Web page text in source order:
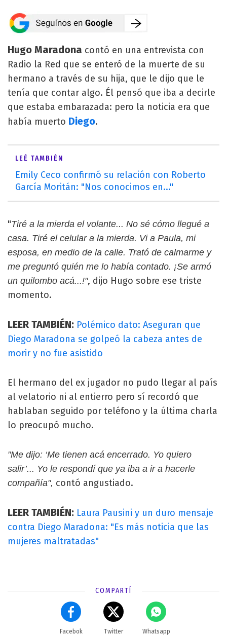
Hugo Maradona contó en una entrevista con
Radio la Red que se enteró de la muerte de su
hermano a través de su hija, que le dijo que le
tenía que contar algo. Él pensó que iba a decirle
que estaba embarazada: pero la noticia era que
había muerto Diego.
LEÉ TAMBIÉN
Emily Ceco confirmó su relación con Roberto
García Moritán: "Nos conocimos en..."
"Tiré a la mierda el volante... No sé cómo llegué a
casa. Tiré el celular a la mierda. Vi a Paula, mi
esposa, en medio de la calle. Trató de calmarme y
me preguntó quién me lo había contado. ¡Se armó
un quilombo acá...!", dijo Hugo sobre ese triste
momento.
LEER TAMBIÉN: Polémico dato: Aseguran que
Diego Maradona se golpeó la cabeza antes de
morir y no fue asistido
El hermano del ex jugador no pudo llegar al país
al velatorio ni al entierro pero sí recordó que
hablaban seguido por teléfono y la última charla
lo preocupó mucho.
"Me dijo: ‘Me tienen acá encerrado. Yo quiero
salir’... Yo le respondí que ya iba a ir a hacerle
compañía", contó angustiado.
LEER TAMBIÉN: Laura Pausini y un duro mensaje
contra Diego Maradona: "Es más noticia que las
mujeres maltratadas"
COMPARTÍ
Facebok Twitter Whatsapp